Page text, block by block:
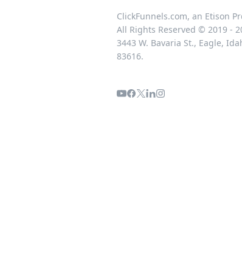
ClickFunnels.com, an Etison
All Rights Reserved © 2019 -
3443 W. Bavaria St., Eagle,
83616.